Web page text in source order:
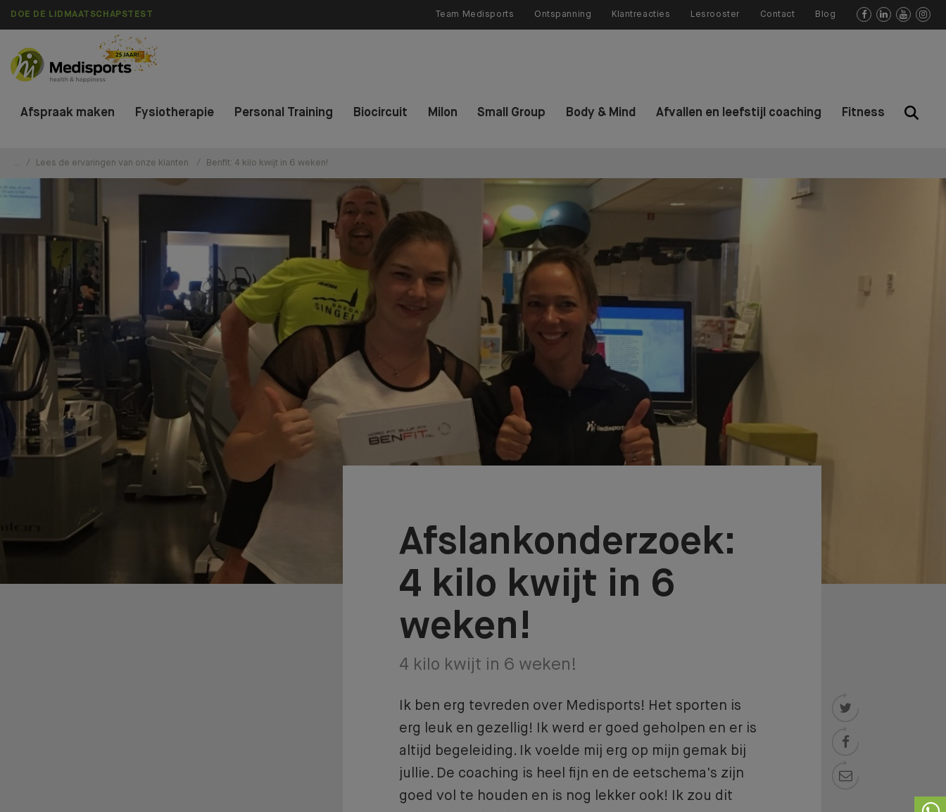
DOE DE LIDMAATSCHAPSTEST Team Medisports Ontspanning Klantreacties Lesrooster Contact Blog    
Afspraak maken Fysiotherapie Personal Training Biocircuit Milon Small Group Body & Mind Afvallen en leefstijl coaching Fitness
... Lees de ervaringen van onze klanten Benfit: 4 kilo kwijt in 6 weken!
Afslankonderzoek:
4 kilo kwijt in 6
weken!
4 kilo kwijt in 6 weken!



Ik ben erg tevreden over Medisports! Het sporten is
erg leuk en gezellig! Ik werd er goed geholpen en er is
altijd begeleiding. Ik voelde mij erg op mijn gemak bij
jullie. De coaching is heel fijn en de eetschema's zijn
goed vol te houden en is nog lekker ook! Ik zou dit